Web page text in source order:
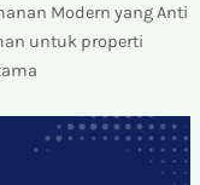
Modern yang Anti
untuk properti